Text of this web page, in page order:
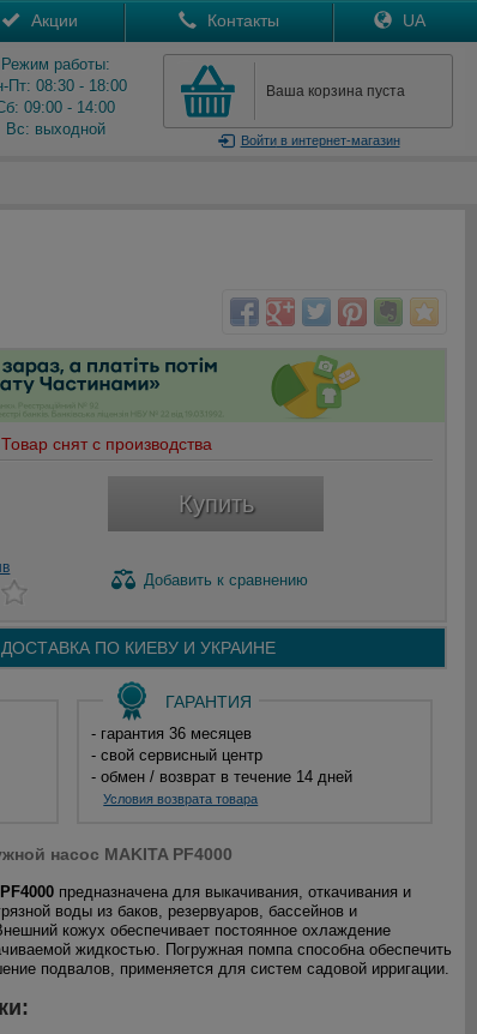
Акции Контакты UA
Режим работы:
Пт: 08:30 - 18:00
09:00 - 14:00
Вс: выходной
Ваша корзина пуста
Войтив интернет-магазин
Товар снят с производства
Купить
Добавить к сравнению
ПО КИЕВУ И УКРАИНЕ
ГАРАНТИЯ
- гарантия 36 месяцев
- свой сервисный центр
- обмен / возврат в течение 14 дней
Условия возврата товара
насос MAKITA PF4000
предназначена для выкачивания, откачивания и
воды из баков, резервуаров, бассейнов и
кожух обеспечивает постоянное охлаждение
жидкостью. Погружная помпа способна обеспечить
подвалов, применяется для систем садовой ирригации.